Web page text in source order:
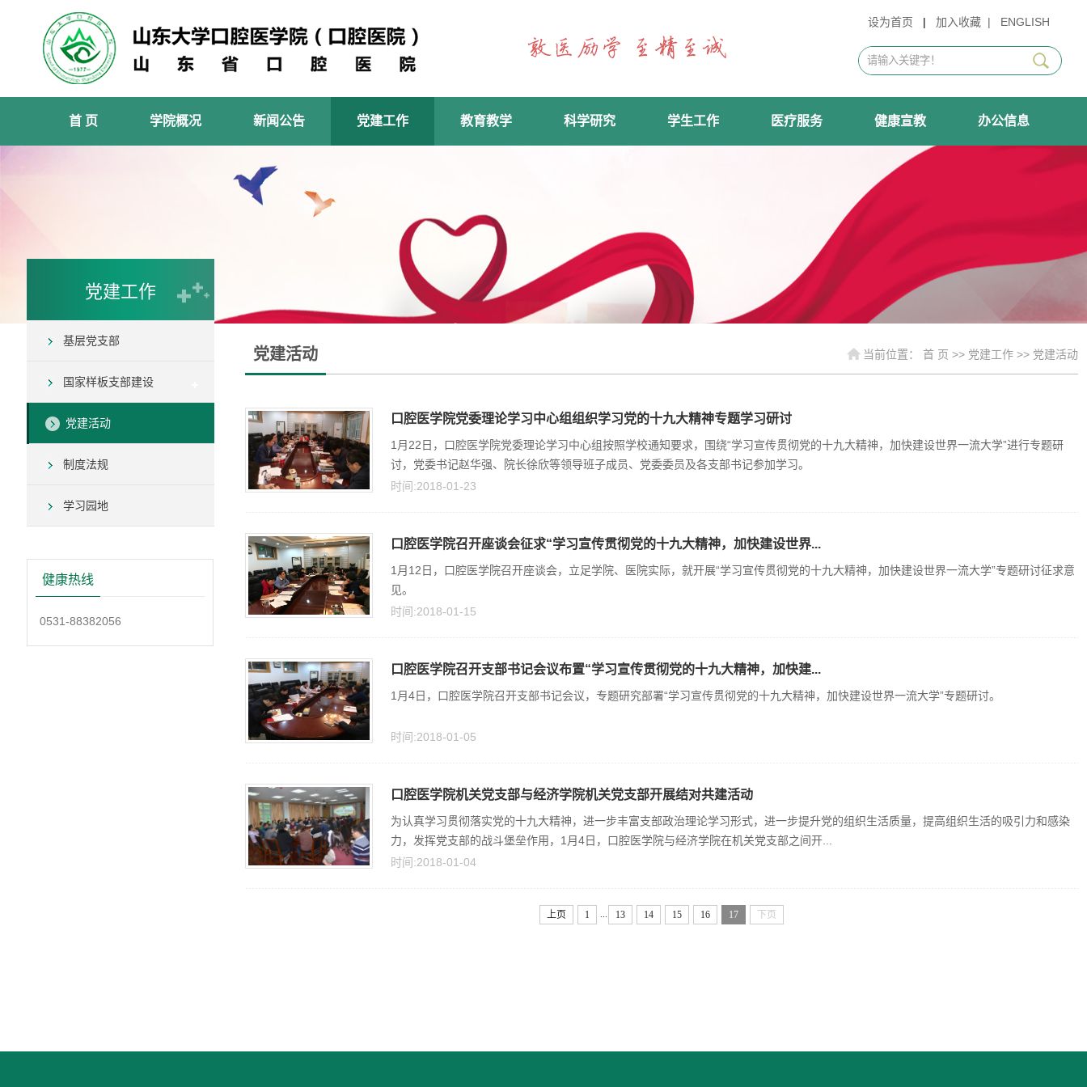
设为首页 | 加入收藏 | ENGLISH
首 页 学院概况 新闻公告 党建工作 教育教学 科学研究 学生工作 医疗服务 健康宣教 办公信息
党建工作
基层党支部
国家样板支部建设
党建活动
制度法规
学习园地
健康热线
0531-88382056
党建活动 当前位置： 首 页 >> 党建工作 >> 党建活动
口腔医学院党委理论学习中心组组织学习党的十九大精神专题学习研讨
1月22日，口腔医学院党委理论学习中心组按照学校通知要求，围绕“学习宣传贯彻党的十九大精神，加快建设世界一流大学”进行专题研
讨，党委书记赵华强、院长徐欣等领导班子成员、党委委员及各支部书记参加学习。
时间:2018-01-23
口腔医学院召开座谈会征求“学习宣传贯彻党的十九大精神，加快建设世界...
1月12日，口腔医学院召开座谈会，立足学院、医院实际，就开展“学习宣传贯彻党的十九大精神，加快建设世界一流大学”专题研讨征求意
见。
时间:2018-01-15
口腔医学院召开支部书记会议布置“学习宣传贯彻党的十九大精神，加快建...
1月4日，口腔医学院召开支部书记会议，专题研究部署“学习宣传贯彻党的十九大精神，加快建设世界一流大学”专题研讨。
时间:2018-01-05
口腔医学院机关党支部与经济学院机关党支部开展结对共建活动
为认真学习贯彻落实党的十九大精神，进一步丰富支部政治理论学习形式，进一步提升党的组织生活质量，提高组织生活的吸引力和感染
力，发挥党支部的战斗堡垒作用，1月4日，口腔医学院与经济学院在机关党支部之间开...
时间:2018-01-04
上页 1 13 14 15 16 17 下页